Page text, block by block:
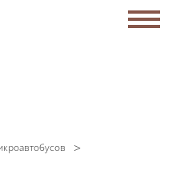
ознакомлен(а), даю